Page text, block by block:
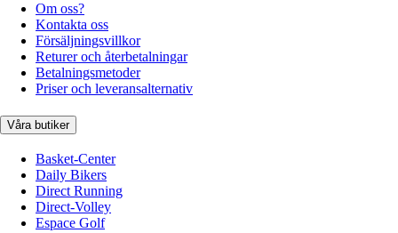
Om oss?
Kontakta oss
Försäljningsvillkor
Returer och återbetalningar
Betalningsmetoder
Priser och leveransalternativ
Våra butiker
Basket-Center
Daily Bikers
Direct Running
Direct-Volley
Espace Golf